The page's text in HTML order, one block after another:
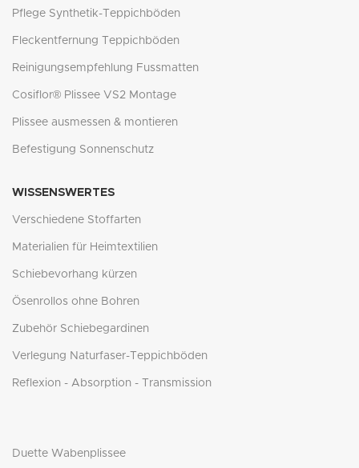
Pflege Synthetik-Teppichböden
Fleckentfernung Teppichböden
Reinigungsempfehlung Fussmatten
Cosiflor® Plissee VS2 Montage
Plissee ausmessen & montieren
Befestigung Sonnenschutz
WISSENSWERTES
Verschiedene Stoffarten
Materialien für Heimtextilien
Schiebevorhang kürzen
Ösenrollos ohne Bohren
Zubehör Schiebegardinen
Verlegung Naturfaser-Teppichböden
Reflexion - Absorption - Transmission
Duette Wabenplissee